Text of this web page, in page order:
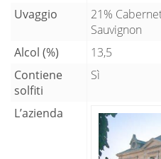
Uvaggio
21%
Sauvignon
Alcol (%)
13,5
Contiene
solfiti
Sì
L’azienda